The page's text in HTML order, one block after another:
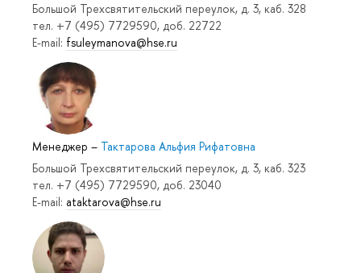
Большой Трехсвятительский переулок, д. 3, каб. 328
тел. +7 (495) 7729590, доб. 22722
E-mail: fsuleymanova@hse.ru
Менеджер – Тактарова Альфия Рифатовна
Большой Трехсвятительский переулок, д. 3, каб. 323
тел. +7 (495) 7729590, доб. 23040
E-mail: ataktarova@hse.ru